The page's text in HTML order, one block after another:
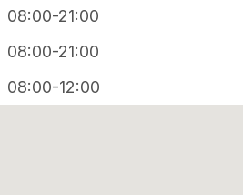
08:00-21:00
08:00-21:00
08:00-12:00